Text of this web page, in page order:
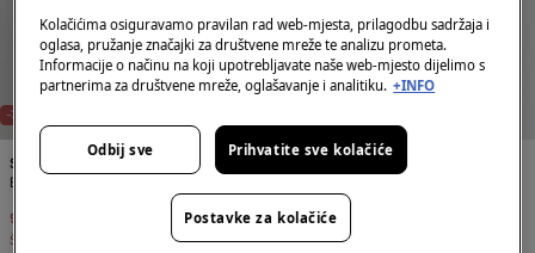
-75%
Springfield
Boat neck jumper
9,99 €
Štednja
7,99 € 39,99 €
Štednja32,00 €
Kolačićima osiguravamo pravilan rad web-mjesta, prilagodbu sadržaja i
oglasa, pružanje značajki za društvene mreže te analizu prometa.
Informacije o načinu na koji upotrebljavate naše web-mjesto dijelimo s
partnerima za društvene mreže, oglašavanje i analitiku. +INFO
Odbij sve Prihvatite sve kolačiće
Postavke za kolačiće